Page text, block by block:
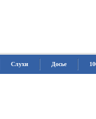
Слухи Досье